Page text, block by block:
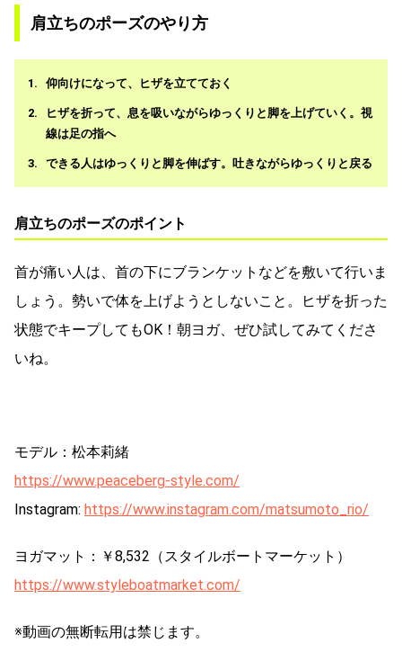
肩立ちのポーズのやり方
仰向けになって、ヒザを立てておく
ヒザを折って、息を吸いながらゆっくりと脚を上げていく。視
線は足の指へ
できる人はゆっくりと脚を伸ばす。吐きながらゆっくりと戻る
肩立ちのポーズのポイント
首が痛い人は、首の下にブランケットなどを敷いて行いま
しょう。勢いで体を上げようとしないこと。ヒザを折った
状態でキープしてもOK！朝ヨガ、ぜひ試してみてくださ
いね。
モデル：松本莉緒
https://www.peaceberg-style.com/
Instagram: https://www.instagram.com/matsumoto_rio/
ヨガマット：￥8,532（スタイルボートマーケット）
https://www.styleboatmarket.com/
※動画の無断転用は禁じます。